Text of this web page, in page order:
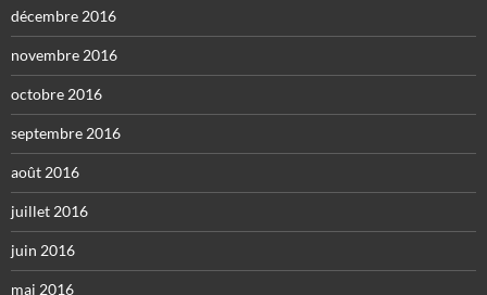
décembre 2016
novembre 2016
octobre 2016
septembre 2016
août 2016
juillet 2016
juin 2016
mai 2016